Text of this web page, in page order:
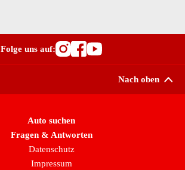
Folge uns auf:
Besuche
Besuche
Besuche
Nach oben
Auto suchen
Fragen & Antworten
Datenschutz
Impressum